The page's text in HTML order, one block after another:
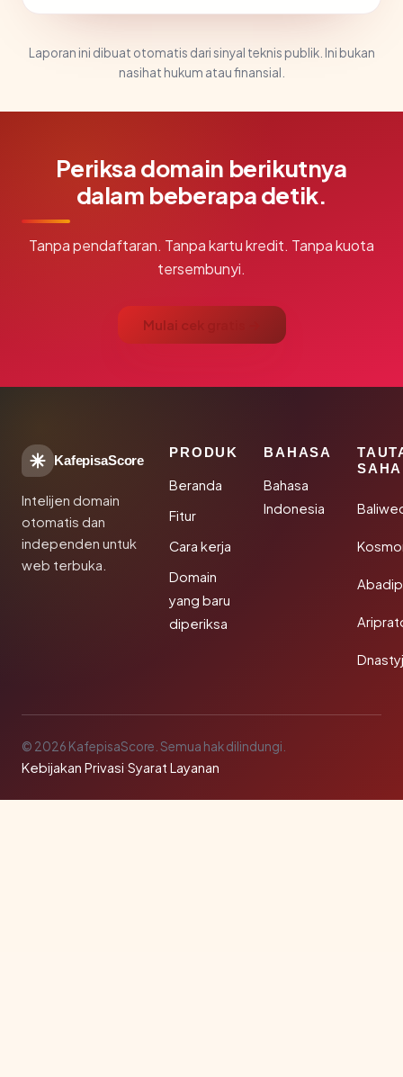
Laporan ini dibuat otomatis dari sinyal teknis publik. Ini bukan
nasihat hukum atau finansial.
Periksa domain berikutnya
dalam beberapa detik.
Tanpa pendaftaran. Tanpa kartu kredit. Tanpa kuota
tersembunyi.
Mulai cek gratis →
KafepisaScore
Intelijen domain
otomatis dan
independen untuk
web terbuka.
PRODUK
Beranda
Fitur
Cara kerja
Domain
yang baru
diperiksa
BAHASA
Bahasa
Indonesia
© 2026 KafepisaScore. Semua hak dilindungi.
Kebijakan Privasi·Syarat Layanan